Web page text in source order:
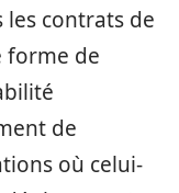
les contrats de
forme de
de
où celui-